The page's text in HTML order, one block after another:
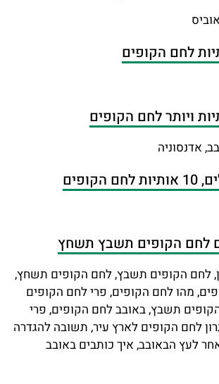
אדנסוניה
לחם הקופים תשבץ תשחץ
לחם הקופים תשבץ, לחם הקופים תשחץ,
מהו לחם הקופים, פרי לחם הקופים
תשבץ, באובב לחם הקופים, פרי
לחם הקופים לארץ עיר, תשובה להגדרה
לעץ הבאובב, איך כותבים באובב